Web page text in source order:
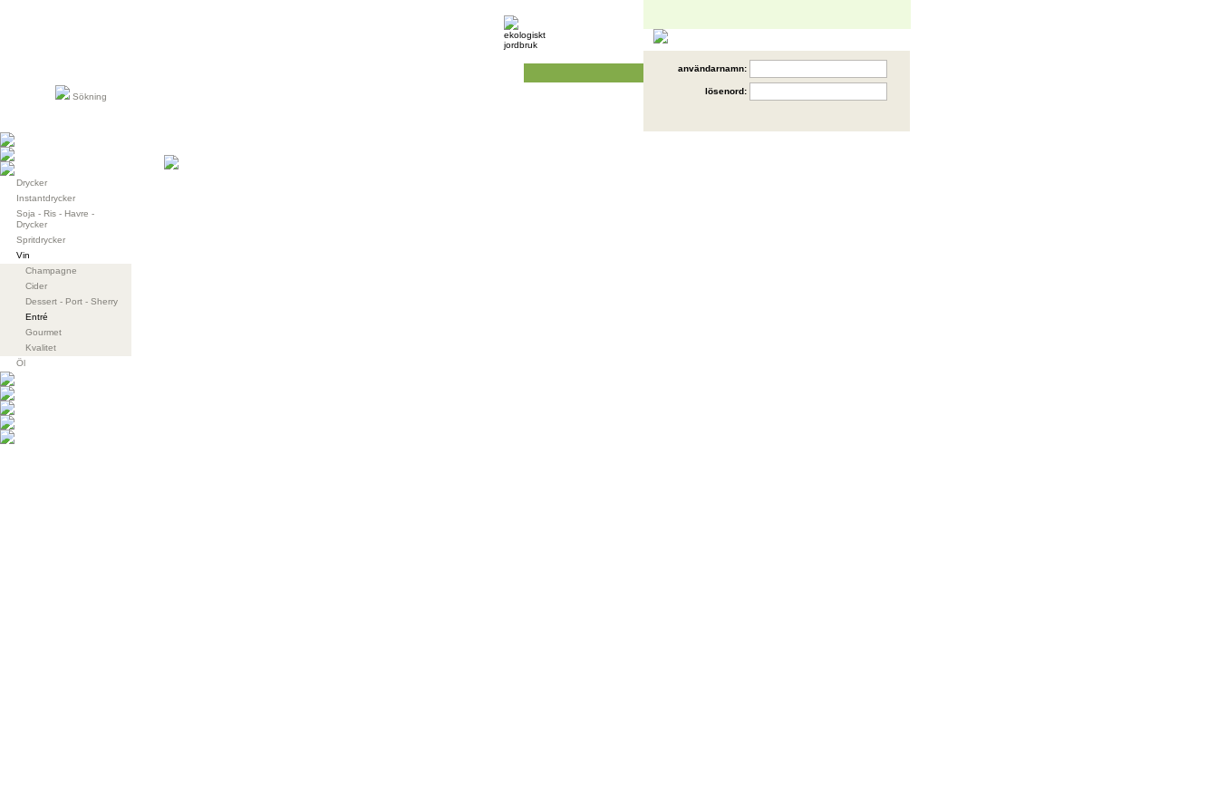
Sökning
användarnamn:
lösenord:
Drycker
Instantdrycker
Soja - Ris - Havre -
Drycker
Spritdrycker
Vin
Champagne
Cider
Dessert - Port - Sherry
Entré
Gourmet
Kvalitet
Öl